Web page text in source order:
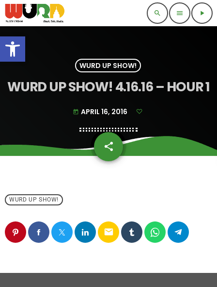
Open toolbar
search menu play_arrow
WURD UP SHOW!
WURD UP SHOW! 4.16.16 – HOUR 1
today APRIL 16, 2016
share
email
WURD UP SHOW!
email